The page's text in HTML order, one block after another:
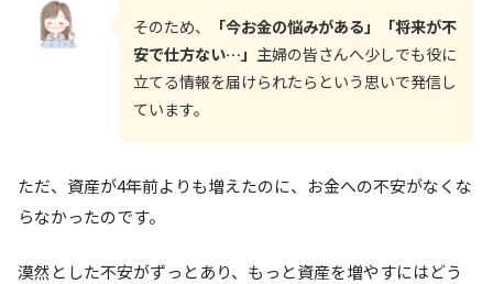
そのため、
「今お金の悩みがある」「将来が不
安で仕方ない…」 主婦の皆さんへ少しでも役に
立てる情報を届けられたらという思いで発信し
ています。
ただ、資産が4年前よりも増えたのに、お金への不安がなくな
らなかったのです。
漠然とした不安がずっとあり、もっと資産を増やすにはどう